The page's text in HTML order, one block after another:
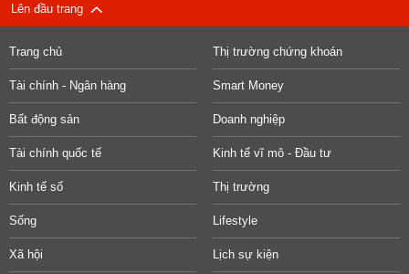
Lên đầu trang
Trang chủ Thị trường chứng khoán
Tài chính - Ngân hàng Smart Money
Bất động sản Doanh nghiệp
Tài chính quốc tế Kinh tế vĩ mô - Đầu tư
Kinh tế số Thị trường
Sống Lifestyle
Xã hội Lịch sự kiện